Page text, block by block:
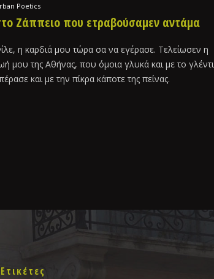
Poetics
Ζάππειο που ετραβούσαμεν αντάμα
η καρδιά μου τώρα σα να εγέρασε. Τελείωσεν η
μου της Αθήνας, που όμοια γλυκά και με το γλέντι
και με την πίκρα κάποτε της πείνας.
Ετικέτες